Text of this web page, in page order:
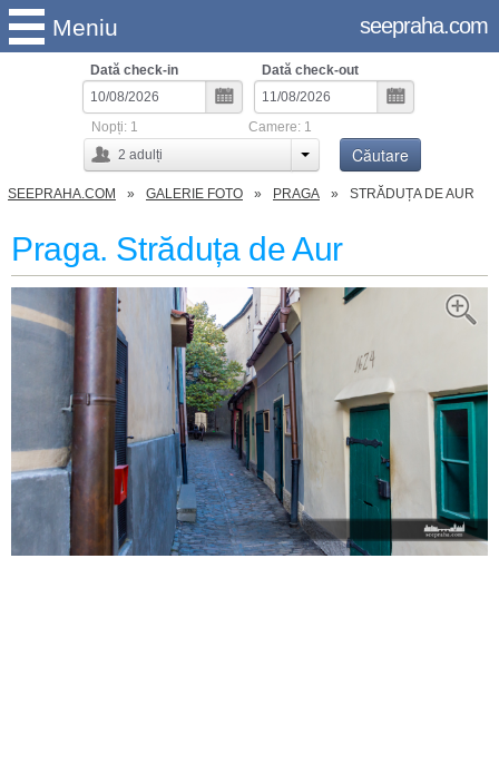
Meniu seepraha.com
Dată check-in Dată check-out
2 adulți
Nopți: 1 Camere: 1
Căutare
SEEPRAHA.COM GALERIE FOTO PRAGA STRĂDUȚA DE AUR
Praga. Străduța de Aur